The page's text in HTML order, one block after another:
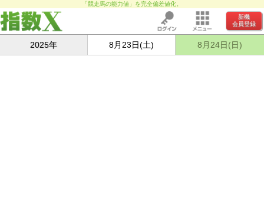
「競走馬の能力値」を完全偏差値化。
新機
会員登録
2025年 8月23日(土) 8月24日(日)